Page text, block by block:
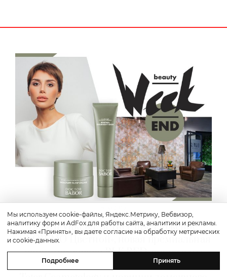
Бьюти-уикенд: летнее предложение
«SLOWMO Цветной», новая премиальная
парикмахерская BLK RED, процедуры
интенсивного импульсного света в Dr.
Мы используем cookie-файлы, Яндекс.Метрику, Вебвизор,
аналитику форм и AdFox для работы сайта, аналитики и рекламы.
Нажимая «Принять», вы даете согласие на обработку метрических
и cookie-данных.
Подробнее Принять